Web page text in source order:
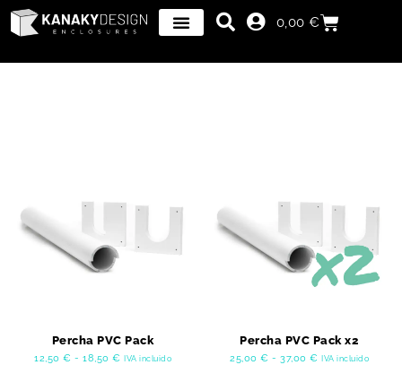
0,00€
Percha PVC Pack
12,50 € - 18,50 € IVA incluido
Percha PVC Pack x2
25,00 € - 37,00 € IVA incluido